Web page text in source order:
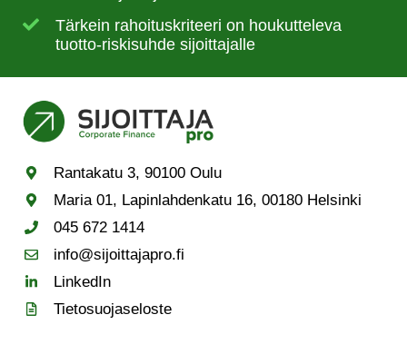
Tärkein rahoituskriteeri on houkutteleva
tuotto-riskisuhde sijoittajalle
Rantakatu 3, 90100 Oulu
Maria 01, Lapinlahdenkatu 16, 00180 Helsinki
045 672 1414
info@sijoittajapro.fi
LinkedIn
Tietosuojaseloste